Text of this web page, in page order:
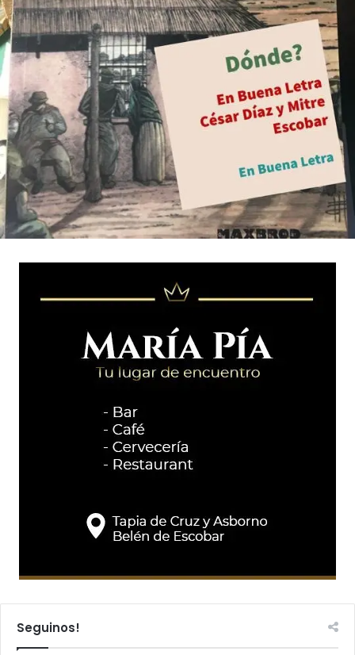
Seguinos!